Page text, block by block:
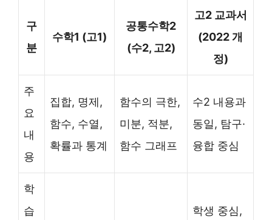
구
분
수학1 (고1)
공통수학2
(수2, 고2)
고2 교과서
(2022 개
정)
주
요
내
용
집합, 명제,
함수, 수열,
확률과 통계
함수의 극한,
미분, 적분,
함수 그래프
수2 내용과
동일, 탐구·
융합 중심
학
습
학생 중심,